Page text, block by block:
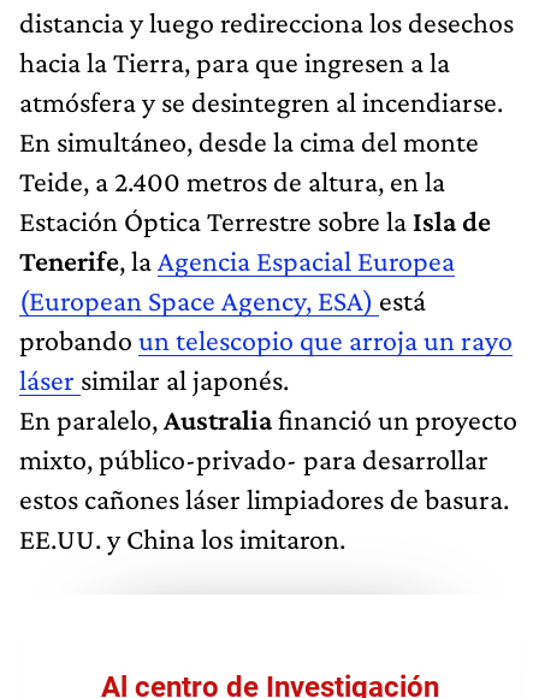
distancia y luego redirecciona los desechos
hacia la Tierra, para que ingresen a la
atmósfera y se desintegren al incendiarse.
En simultáneo, desde la cima del monte
Teide, a 2.400 metros de altura, en la
Estación Óptica Terrestre sobre la Isla de
Tenerife, la Agencia Espacial Europea
(European Space Agency, ESA) está
probando un telescopio que arroja un rayo
láser similar al japonés.
En paralelo,Australiafinanció un proyecto
mixto, público-privado- para desarrollar
estos cañones láser limpiadores de basura.
EE.UU. y China los imitaron.
Al centro de Investigación